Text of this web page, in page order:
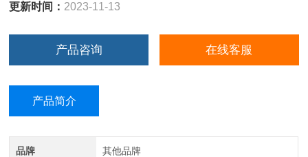
更新时间： 2023-11-13
产品咨询 在线客服
产品简介
品牌 其他品牌